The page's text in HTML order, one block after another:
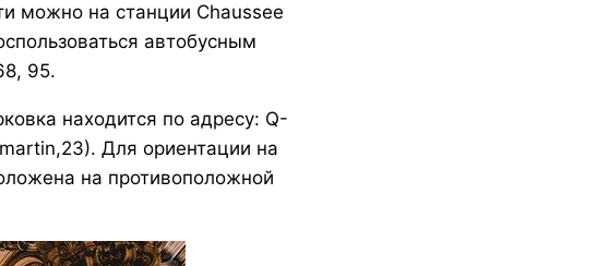
можно на станции Chaussee
автобусным
95.
находится по адресу: Q-
Для ориентации на
на противоположной